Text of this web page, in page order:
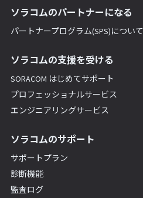
ソラコムのパートナーになる
パートナープログラム(SPS)について
ソラコムの支援を受ける
SORACOM はじめてサポート
プロフェッショナルサービス
エンジニアリングサービス
ソラコムのサポート
サポートプラン
診断機能
監査ログ